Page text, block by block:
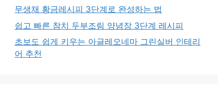
무생채 황금레시피 3단계로 완성하는 법
쉽고 빠른 참치 두부조림 양념장 3단계 레시피
초보도 쉽게 키우는 아글레오네마 그린실버 인테리
어 추천